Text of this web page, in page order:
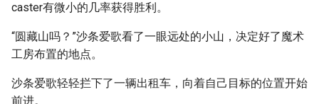
caster有微小的几率获得胜利。
“圆藏山吗？”沙条爱歌看了一眼远处的小山，决定好了魔术
工房布置的地点。
沙条爱歌轻轻拦下了一辆出租车，向着自己目标的位置开始
前进。